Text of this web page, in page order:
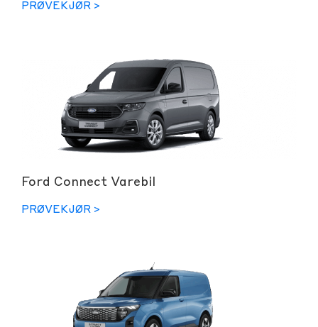
PRØVEKJØR >
Ford Connect Varebil
PRØVEKJØR >